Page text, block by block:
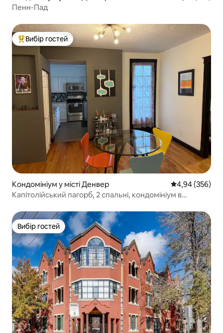
Пенн-Пад
Топ вибір гостей
Вибір гостей
Кондомініум у місті Денвер Середня
4,94 (356)
Капітолійський пагорб, 2 спальні, кондомініум в
Вибір гостей
Вибір гостей